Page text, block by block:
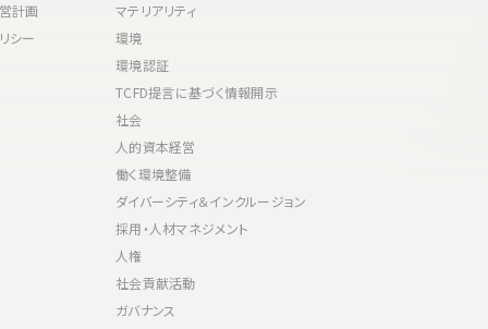
計画
シー
マテリアリティ
環境
環境認証
TCFD提言に基づく情報開示
社会
人的資本経営
働く環境整備
ダイバーシティ＆インクルージョン
採用・人材マネジメント
人権
社会貢献活動
ガバナンス